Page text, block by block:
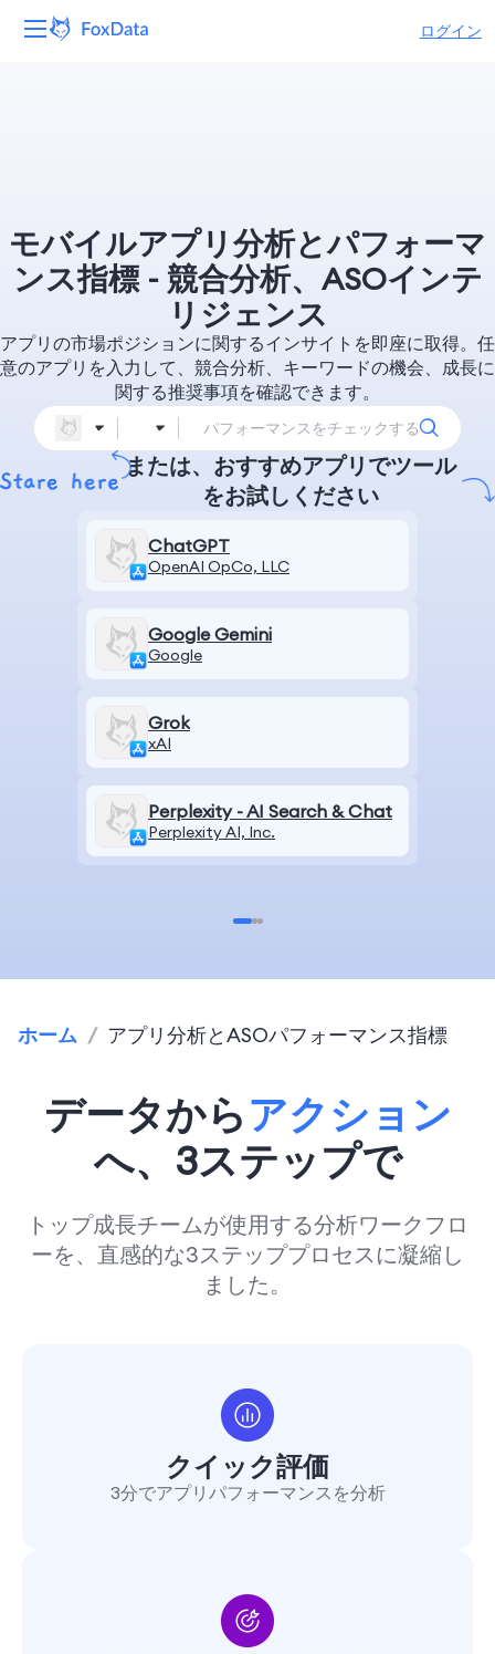
ログイン
リソース
会社
モバイルアプリ分析とパフォーマ
ンス指標 - 競合分析、ASOインテ
リジェンス
アプリの市場ポジションに関するインサイトを即座に取得。任
意のアプリを入力して、競合分析、キーワードの機会、成長に
関する推奨事項を確認できます。
または、おすすめアプリでツール
をお試しください
ChatGPT
OpenAI OpCo, LLC
Google Gemini
Google
Grok
xAI
Perplexity - AI Search & Chat
Perplexity AI, Inc.
ホーム / アプリ分析とASOパフォーマンス指標
データからアクション
へ、3ステップで
トップ成長チームが使用する分析ワークフロ
ーを、直感的な3ステッププロセスに凝縮し
ました。
クイック評価
3分でアプリパフォーマンスを分析